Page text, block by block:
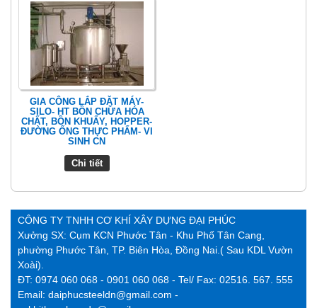
GIA CÔNG LẮP ĐẶT MÁY-
SILO- HT BỒN CHỨA HÓA
CHẤT, BỒN KHUẤY, HOPPER-
ĐƯỜNG ỐNG THỰC PHẨM- VI
SINH CN
Chi tiết
CÔNG TY TNHH CƠ KHÍ XÂY DỰNG ĐẠI PHÚC
Xưởng SX: Cụm KCN Phước Tân - Khu Phố Tân Cang,
phường Phước Tân, TP. Biên Hòa, Đồng Nai.( Sau KDL Vườn
Xoài).
ĐT: 0974 060 068 - 0901 060 068 - Tel/ Fax: 02516. 567. 555
Email: daiphucsteeldn@gmail.com -